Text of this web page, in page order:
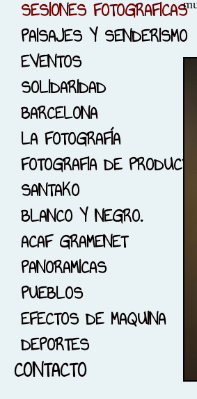
CIUDAD
6-PHOTO RUNNING
7-GUIMERA, LLEIDA
8-SOLO ROJO...
9-JARDINES
10-DIMONIS Y BRUIXES
11-CIUDAD DE LAS
CIENCIAS
12-EL PARK GUELL
13-EL BOSC DE LES
CREUS
14-FOTOGRAFÍA DE EPOCA
15-SESIÓNES CON
MODELOS
16-PAISAJE
17-FOTOGRAFÍA
SESIONES FOTOGRAFICAS
PAISAJES Y SENDERISMO
EVENTOS
SOLIDARIDAD
BARCELONA
LA FOTOGRAFÍA
FOTOGRAFIA DE PRODUCTO
SANTAKO
BLANCO Y NEGRO.
ACAF GRAMENET
PANORAMICAS
PUEBLOS
EFECTOS DE MAQUINA
DEPORTES
CONTACTO